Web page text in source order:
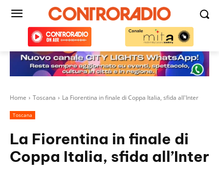
Home Toscana La Fiorentina in finale di Coppa Italia, sfida all'Inter
Toscana
La Fiorentina in finale di
Coppa Italia, sfida all’Inter